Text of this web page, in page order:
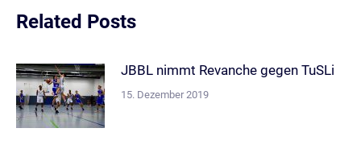
Related Posts
JBBL nimmt Revanche gegen TuSLi
15. Dezember 2019